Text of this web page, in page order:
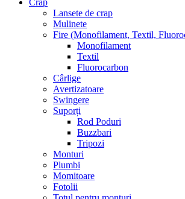
Crap
Lansete de crap
Mulinete
Fire (Monofilament, Textil,
Monofilament
Textil
Fluorocarbon
Cârlige
Avertizatoare
Swingere
Suporți
Rod Poduri
Buzzbari
Tripozi
Monturi
Plumbi
Momitoare
Fotolii